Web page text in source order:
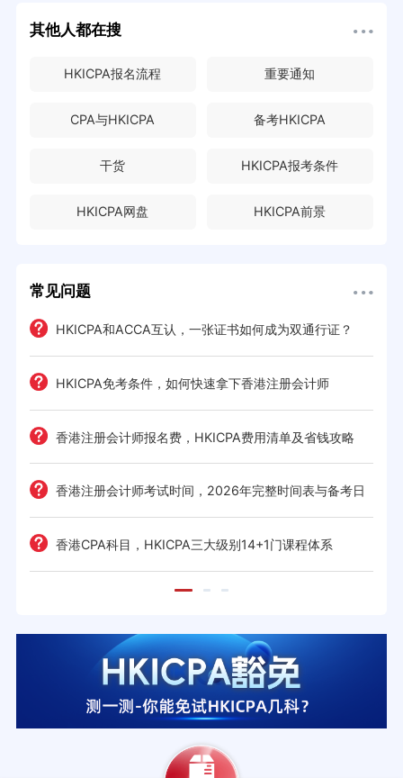
其他人都在搜
HKICPA报名流程 重要通知
CPA与HKICPA 备考HKICPA
干货 HKICPA报考条件
HKICPA网盘 HKICPA前景
常见问题
HKICPA和ACCA互认，一张证书如何成为双通行证？
HKICPA免考条件，如何快速拿下香港注册会计师
香港注册会计师报名费，HKICPA费用清单及省钱攻略
香港注册会计师考试时间，2026年完整时间表与备考日
历 香港CPA科目，HKICPA三大级别14+1门课程体系